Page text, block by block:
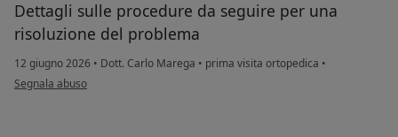
Dettagli sulle procedure da seguire per una
risoluzione del problema
12 giugno 2026 • Dott. Carlo Marega • prima visita ortopedica •
secondo l'opinione dell'utente O.M
Segnala abuso